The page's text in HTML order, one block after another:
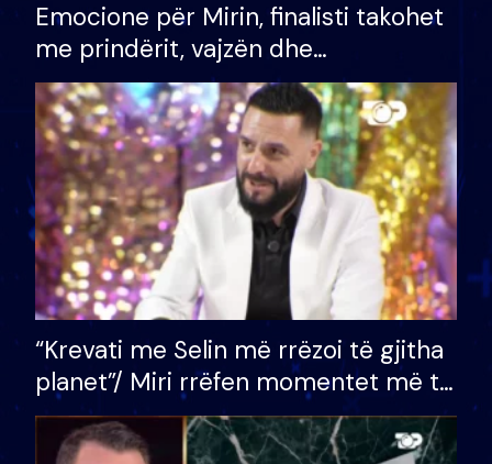
Emocione për Mirin, finalisti takohet
me prindërit, vajzën dhe
bashkëshorten: S’kemi ndonjë letër
divorci apo jo?
“Krevati me Selin më rrëzoi të gjitha
planet”/ Miri rrëfen momentet më të
bukura në shtëpinë e BB VIP: Do më
mungojë zilja e mëngjesit kur…